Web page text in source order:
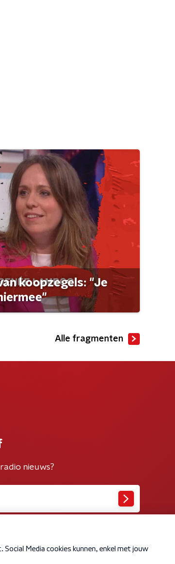
koopzegels: "Je
Alle fragmenten
nieuws?